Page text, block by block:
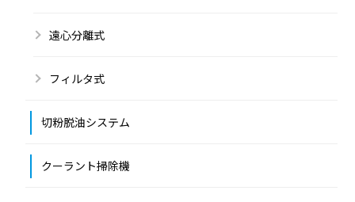
遠心分離式
フィルタ式
切粉脱油システム
クーラント掃除機